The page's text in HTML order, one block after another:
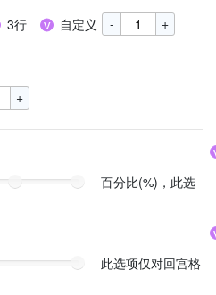
3行 自定义 - +
+
百分比(%)，此选
此选项仅对回宫格